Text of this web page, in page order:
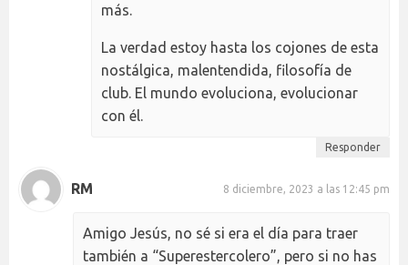
más.
La verdad estoy hasta los cojones de esta
nostálgica, malentendida, filosofía de
club. El mundo evoluciona, evolucionar
con él.
Responder
RM 8 diciembre, 2023 a las 12:45 pm
Amigo Jesús, no sé si era el día para traer
también a “Superestercolero”, pero si no has